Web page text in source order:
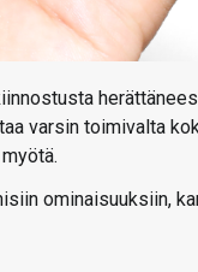
varsin toimivalta
ominaisuuksiin,